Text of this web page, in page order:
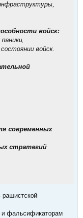
войск:
войск.
современных
стратегий
рашистской
и фальсификаторам